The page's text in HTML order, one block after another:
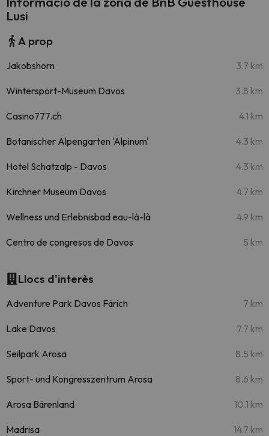
Lusi
A prop
Jakobshorn 3.7 km
Wintersport-Museum Davos 3.8 km
Casino777.ch 4.1 km
Botanischer Alpengarten 'Alpinum' 4.3 km
Hotel Schatzalp - Davos 4.3 km
Kirchner Museum Davos 4.7 km
Wellness und Erlebnisbad eau-là-là 4.9 km
Centro de congresos de Davos 5 km
Llocs d'interès
Adventure Park Davos Färich 7 km
Lake Davos 7.7 km
Seilpark Arosa 8.5 km
Sport- und Kongresszentrum Arosa 8.6 km
Arosa Bärenland 10.1 km
Madrisa 14.7 km